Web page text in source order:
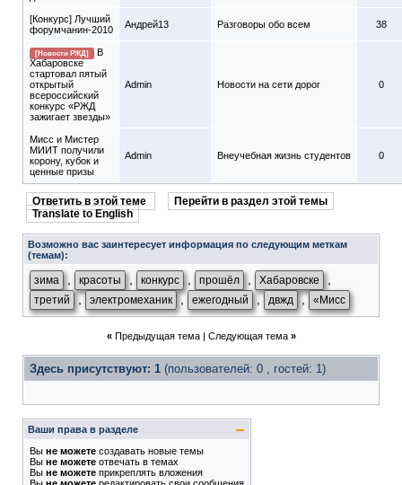
[Конкурс] Лучший
форумчанин-2010
Андрей13 Разговоры обо всем 38
[Новости РЖД]
В
Хабаровске
стартовал пятый
открытый
всероссийский
конкурс «РЖД
зажигает звезды»
Admin Новости на сети дорог 0
Мисс и Мистер
МИИТ получили
корону, кубок и
ценные призы
Admin Внеучебная жизнь студентов 0
Ответить в этой теме
Перейти в раздел этой темы
Translate to English
Возможно вас заинтересует информация по следующим меткам
(темам):
зима красоты конкурс прошёл Хабаровске
третий , электромеханик , ежегодный , двжд , «Мисс
« Предыдущая тема| Следующая тема »
Здесь присутствуют: 1 (пользователей: 0 , гостей: 1)
Ваши права в разделе
Вы не можете создавать новые темы
Вы не можете отвечать в темах
Вы не можете прикреплять вложения